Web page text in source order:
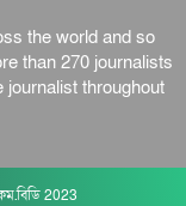
the world and so
than 270 journalists
throughout
2023